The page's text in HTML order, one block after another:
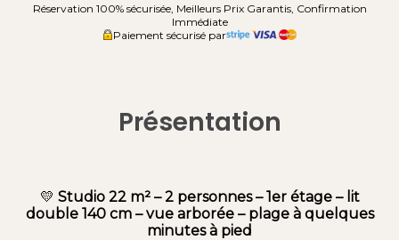
Réservation 100% sécurisée, Meilleurs Prix Garantis, Confirmation
Immédiate
Paiement sécurisé par
Présentation
💛 Studio 22 m² – 2 personnes – 1er étage – lit
double 140 cm – vue arborée – plage à quelques
minutes à pied